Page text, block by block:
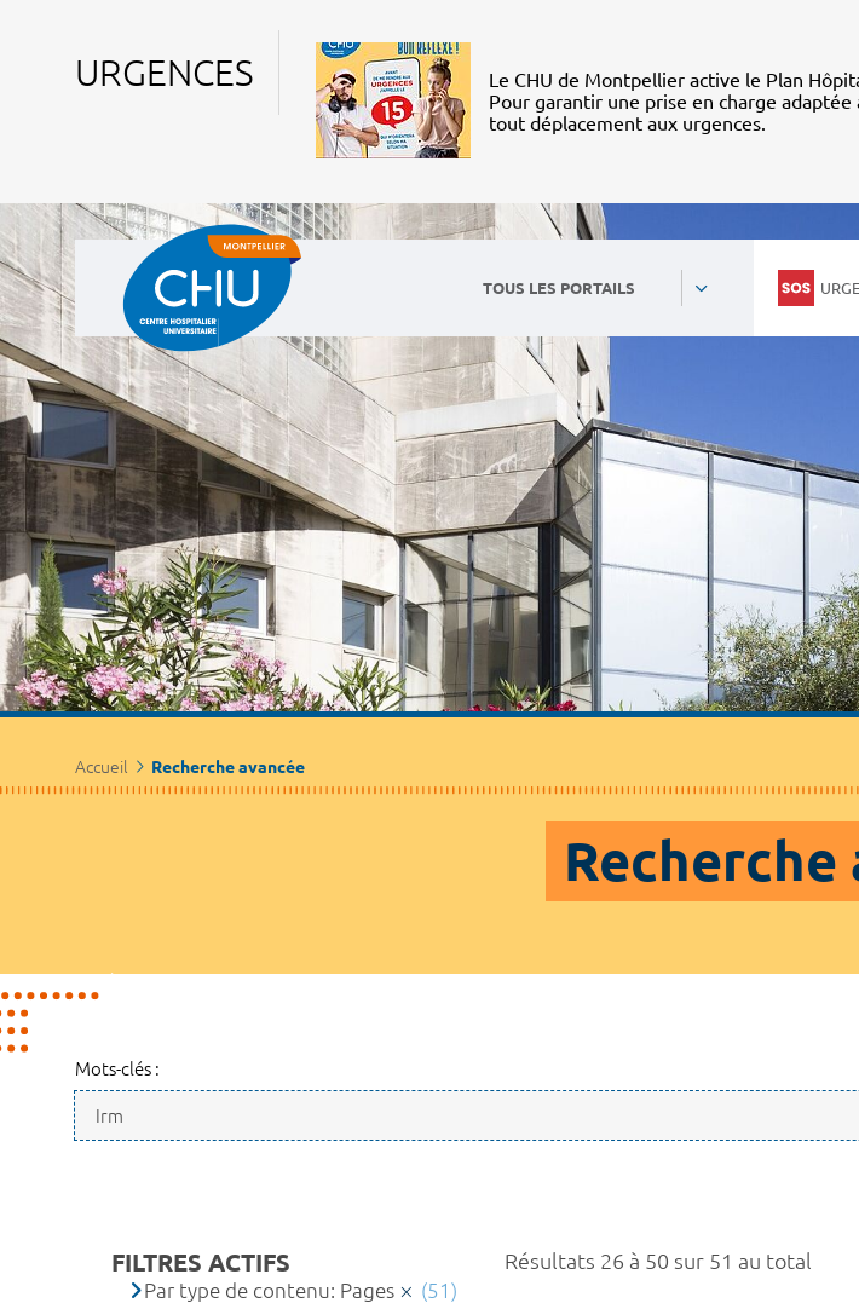
URGENCES
Le CHU de Montpellier active le Plan
Pour garantir une prise en charge adaptée
tout déplacement aux urgences.
TOUS LES PORTAILS
Accueil Recherche avancée
Recherche
Mots-clés :
Résultats 26 à 50 sur 51 au total
FILTRES ACTIFS
Par type de contenu: Pages (51)